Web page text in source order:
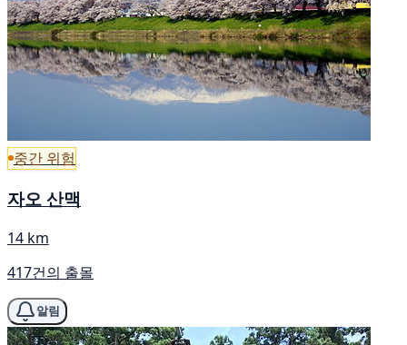
중간 위험
자오 산맥
14 km
417건의 출몰
알림